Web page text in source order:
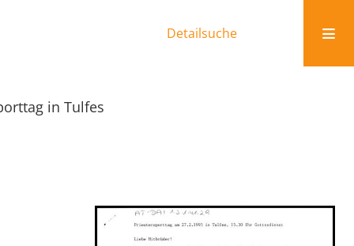
Detailsuche
in Tulfes